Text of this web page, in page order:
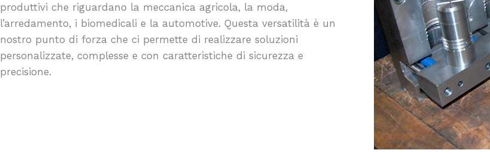
produttivi che riguardano la meccanica agricola, la moda,
l’arredamento, i biomedicali e la automotive. Questa versatilità è un
nostro punto di forza che ci permette di realizzare soluzioni
personalizzate, complesse e con caratteristiche di sicurezza e
precisione.